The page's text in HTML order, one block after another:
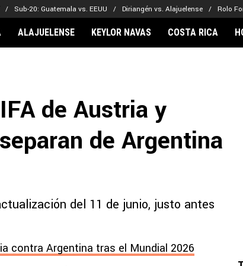
Sub-20: Guatemala vs. EEUU Diriangén vs. Alajuelense Rolo
Carrasquilla
Méndez-Laing
Alajuelense
Comunicaciones
Real Estelí
Real Madrid
ALAJUELENSE KEYLOR NAVAS COSTA RICA
de Austria y
de Argentina
del 11 de junio, justo antes
contra Argentina tras el Mundial 2026